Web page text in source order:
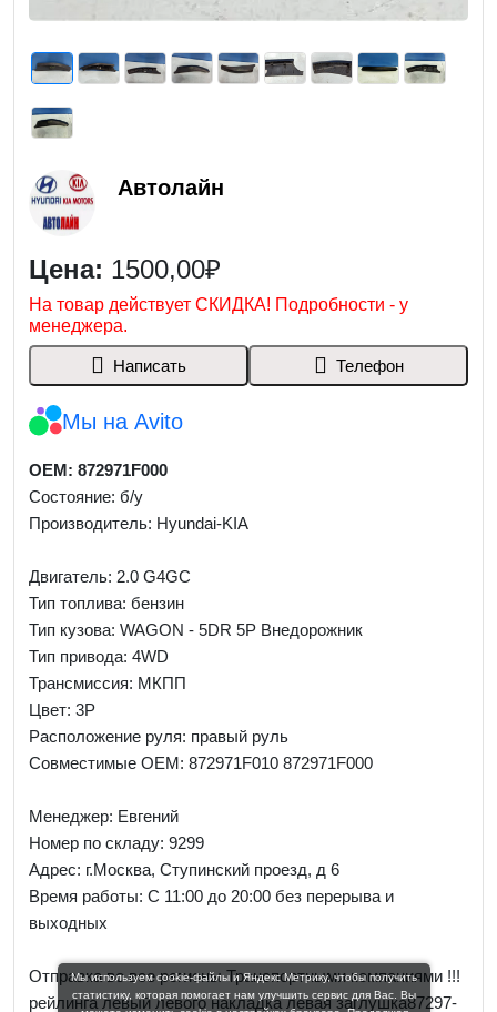
Автолайн
Цена: 1500,00₽
На товар действует СКИДКА! Подробности - у
менеджера.
Написать Телефон
Мы на Avito
OEM: 872971F000
Состояние: б/у
Производитель: Hyundai-KIA
Двигатель: 2.0 G4GC
Тип топлива: бензин
Тип кузова: WAGON - 5DR 5P Внедорожник
Тип привода: 4WD
Трансмиссия: МКПП
Цвет: 3P
Расположение руля: правый руль
Совместимые OEM: 872971F010 872971F000
Менеджер: Евгений
Номер по складу: 9299
Адрес: г.Москва, Ступинский проезд, д 6
Время работы: С 11:00 до 20:00 без перерыва и
выходных
Отправка во все регионы Транспортными компаниями !!!
рейлинга левый левого накладка левая заглушка87297-
Мы используем cookie-файлы и Яндекс Метрику, чтобы получить
статистику, которая помогает нам улучшить сервис для Вас. Вы